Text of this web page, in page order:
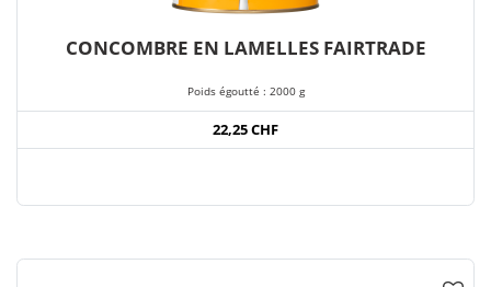
CONCOMBRE EN LAMELLES FAIRTRADE
Poids égoutté : 2000 g
22,25 CHF